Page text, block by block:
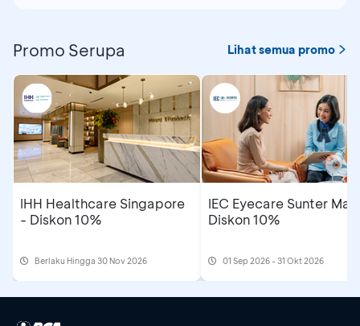
Promo Serupa Lihat semua promo
IHH Healthcare Singapore
- Diskon 10%
Berlaku Hingga 30 Nov 2026
IEC Eyecare Sunter
Diskon 10%
01 Sep 2026 - 31 Okt 2026